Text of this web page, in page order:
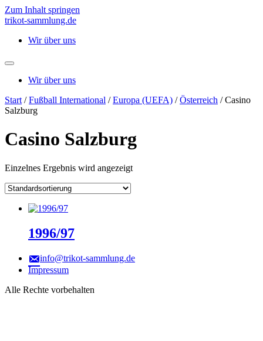
Zum Inhalt springen
trikot-sammlung.de
Wir über uns
Wir über uns
Start /Fußball International /Europa (UEFA) /Österreich / Casino
Salzburg
Casino Salzburg
Einzelnes Ergebnis wird angezeigt
1996/97
info@trikot-sammlung.de
Impressum
Alle Rechte vorbehalten